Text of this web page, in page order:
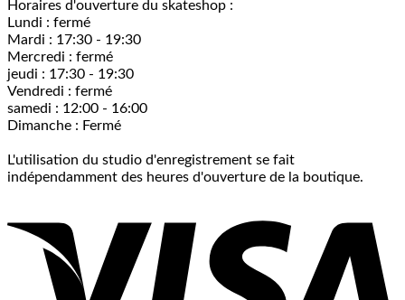
Horaires d'ouverture du skateshop :
Lundi : fermé
Mardi : 17:30 - 19:30
Mercredi : fermé
jeudi : 17:30 - 19:30
Vendredi : fermé
samedi : 12:00 - 16:00
Dimanche : Fermé
L'utilisation du studio d'enregistrement se fait
indépendamment des heures d'ouverture de la boutique.